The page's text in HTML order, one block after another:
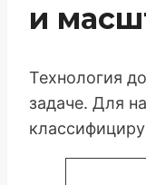
и
Технология
задаче. Для